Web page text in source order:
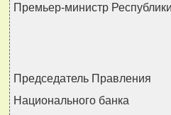
Премьер-министр
Председатель Правления
Национального банка